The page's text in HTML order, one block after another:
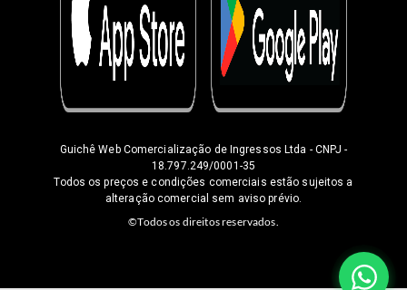
Guichê Web Comercialização de Ingressos Ltda - CNPJ -
18.797.249/0001-35
Todos os preços e condições comerciais estão sujeitos a
alteração comercial sem aviso prévio.
©Todos os direitos reservados.